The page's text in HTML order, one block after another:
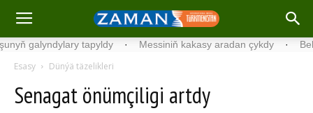
tapyldy · Messiniň kakasy aradan çykdy ·
Esasy Dünýä täzelikleri
Senagat önümçiligi artdy